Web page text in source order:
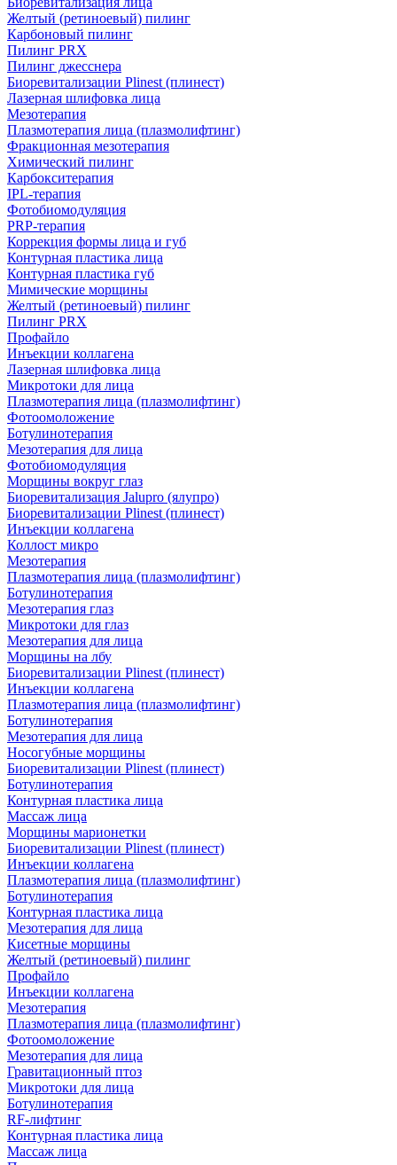
Желтый (ретиноевый) пилинг
Карбоновый пилинг
Пилинг PRX
Пилинг джесснера
Биоревитализации Plinest (плинест)
Лазерная шлифовка лица
Мезотерапия
Плазмотерапия лица (плазмолифтинг)
Фракционная мезотерапия
Химический пилинг
Карбокситерапия
IPL‑терапия
Фотобиомодуляция
PRP-терапия
Коррекция формы лица и губ
Контурная пластика лица
Контурная пластика губ
Мимические морщины
Желтый (ретиноевый) пилинг
Пилинг PRX
Профайло
Инъекции коллагена
Лазерная шлифовка лица
Микротоки для лица
Плазмотерапия лица (плазмолифтинг)
Фотоомоложение
Ботулинотерапия
Мезотерапия для лица
Фотобиомодуляция
Морщины вокруг глаз
Биоревитализация Jalupro (ялупро)
Биоревитализации Plinest (плинест)
Инъекции коллагена
Коллост микро
Мезотерапия
Плазмотерапия лица (плазмолифтинг)
Ботулинотерапия
Мезотерапия глаз
Микротоки для глаз
Мезотерапия для лица
Морщины на лбу
Биоревитализации Plinest (плинест)
Инъекции коллагена
Плазмотерапия лица (плазмолифтинг)
Ботулинотерапия
Мезотерапия для лица
Носогубные морщины
Биоревитализации Plinest (плинест)
Ботулинотерапия
Контурная пластика лица
Массаж лица
Морщины марионетки
Биоревитализации Plinest (плинест)
Инъекции коллагена
Плазмотерапия лица (плазмолифтинг)
Ботулинотерапия
Контурная пластика лица
Мезотерапия для лица
Кисетные морщины
Желтый (ретиноевый) пилинг
Профайло
Инъекции коллагена
Мезотерапия
Плазмотерапия лица (плазмолифтинг)
Фотоомоложение
Мезотерапия для лица
Гравитационный птоз
Микротоки для лица
Ботулинотерапия
RF-лифтинг
Контурная пластика лица
Массаж лица